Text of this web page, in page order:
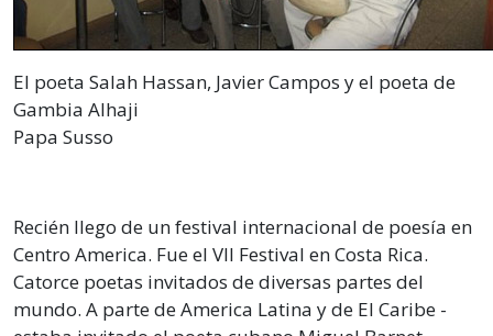
El poeta Salah Hassan, Javier Campos y el poeta de
Gambia Alhaji
Papa Susso
Recién llego de un festival internacional de poesía en
Centro America. Fue el VII Festival en Costa Rica.
Catorce poetas invitados de diversas partes del
mundo. A parte de America Latina y de El Caribe -